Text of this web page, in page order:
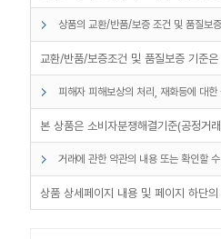
상품의 교환/반품/보증 조건 및 품질보
교환/반품/보증조건 및 품질보증 기준
피해자 피해보상의 처리, 재화등에 대
본 상품은 소비자분쟁해결기준(공정거
거래에 관한 약관의 내용 또는 확인할
상품 상세페이지 내용 및 페이지 하단